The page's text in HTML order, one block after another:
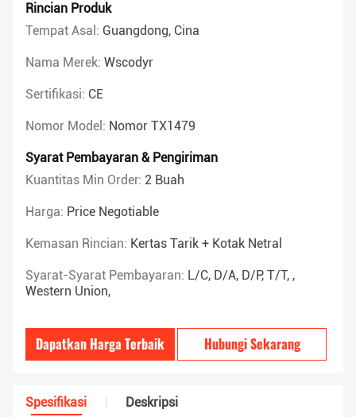
Rincian Produk
Tempat Asal: Guangdong, Cina
Nama Merek: Wscodyr
Sertifikasi: CE
Nomor Model: Nomor TX1479
Syarat Pembayaran & Pengiriman
Kuantitas Min Order: 2 Buah
Harga: Price Negotiable
Kemasan Rincian: Kertas Tarik + Kotak Netral
Syarat-Syarat Pembayaran: L/C, D/A, D/P, T/T, ,
Western Union,
Dapatkan Harga Terbaik Hubungi Sekarang
Spesifikasi Deskripsi